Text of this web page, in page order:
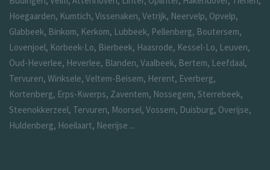
Hoegaarden, Kumtich, Vissenaken, Vetrijk, Neervelp, Opvelp,
Glabbeek, Binkom, Kerkom, Lubbeek, Pellenberg, Boutersem,
Lovenjoel, Korbeek-Lo, Bierbeek, Haasrode, Kessel-Lo, Leuven,
Oud-Heverlee, Heverlee, Blanden, Vaalbeek, Bertem, Leefdaal,
Tervuren, Winksele, Veltem-Beisem, Herent, Everberg,
Kortenberg, Erps-Kwerps, Zaventem, Nossegem, Sterrebeek,
Steenokkerzeel, Tervuren, Moorsel, Vossem, Duisburg, Overijse,
Huldenberg, Hoeilaart, Neerijse ...